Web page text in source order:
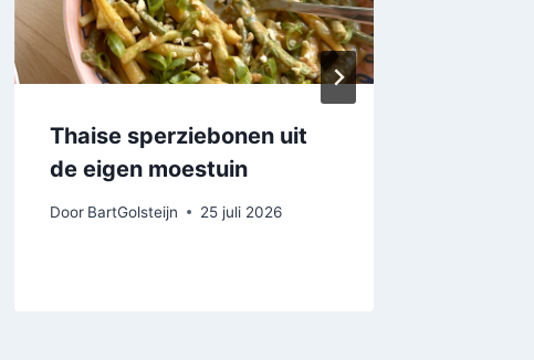
Thaise sperziebonen uit
de eigen moestuin
Door BartGolsteijn 25 juli 2026